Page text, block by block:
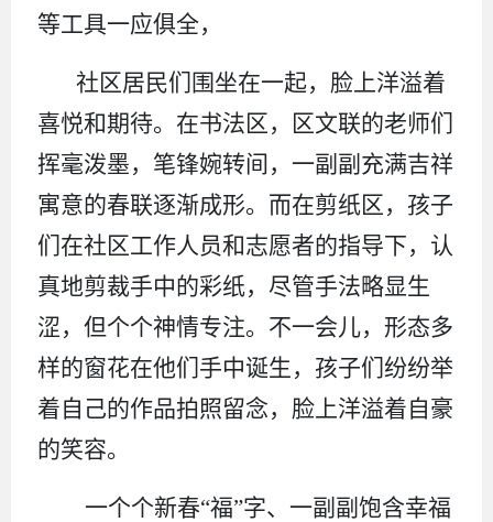
等工具一应俱全，
社区居民们围坐在一起，脸上洋溢着
喜悦和期待。在书法区，
区文联的老师们
挥毫泼墨，笔锋婉转间， 一副副 充满吉祥
寓意的春联逐渐成形。 而在剪纸区，孩子
们在社区工作人员和志愿者的指导下，认
真地剪裁手中的彩纸，尽管手法略显生
涩，但个个神情专注。不一会儿，形态多
样的窗花在他们手中诞生，孩子们纷纷举
着自己的作品拍照留念，脸上洋溢着自豪
的笑容。
一个个新春“福”字、一副副饱含幸福